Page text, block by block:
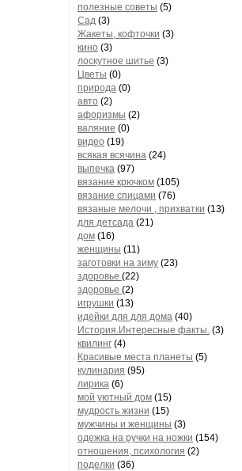
полезные советы (5)
Сад (3)
Жакеты, кофточки (3)
кино (3)
лоскутное шитье (3)
Цветы (0)
природа (0)
авто (2)
афоризмы (2)
валяние (0)
видео (19)
всякая всячина (24)
выпечка (97)
вязание крючком (105)
вязание спицами (76)
вязаные мелочи , прихватки (13)
для детсада (21)
дом (16)
женщины (11)
заготовки на зиму (23)
здоровье (22)
здоровье (2)
игрушки (13)
идейки для для дома (40)
История.Интересные факты. (3)
квилинг (4)
Красивые места планеты (5)
кулинария (95)
лирика (6)
мой уютный дом (15)
мудрость жизни (15)
мужчины и женщины (3)
одежка на ручки на ножки (154)
отношения, психология (2)
поделки (36)